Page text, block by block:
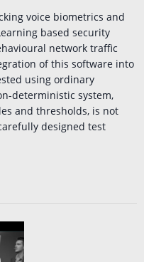
voice biometrics and
based security
network traffic
of this software into
using ordinary
deterministic system,
and thresholds, is not
designed test